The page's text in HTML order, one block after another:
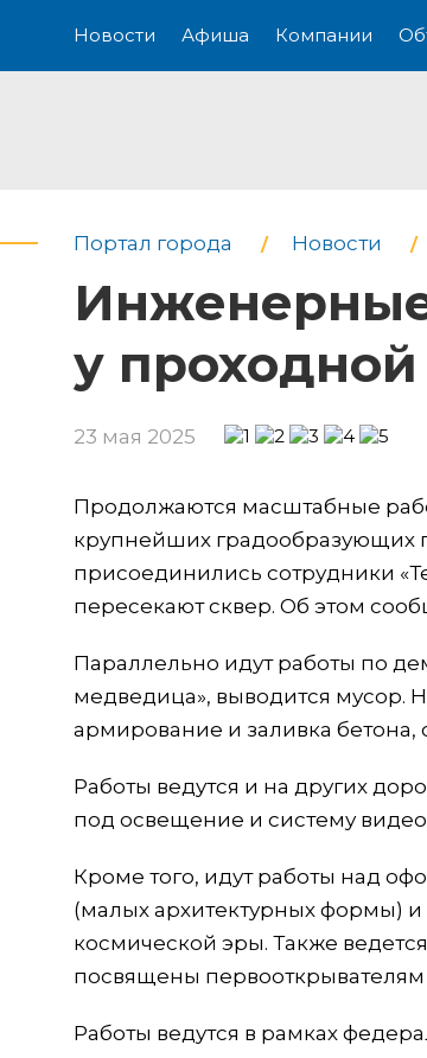
Новости Афиша Компании
Портал города Новости
у
23 мая 2025
Продолжаются масштабные
крупнейших градообразующих
присоединились сотрудники
пересекают сквер. Об этом
Параллельно идут работы по
медведица», выводится мусор.
армирование и заливка бетона,
Работы ведутся и на других
под освещение и систему
Кроме того, идут работы над
(малых архитектурных формы) и
космической эры. Также
посвящены
Работы ведутся в рамках